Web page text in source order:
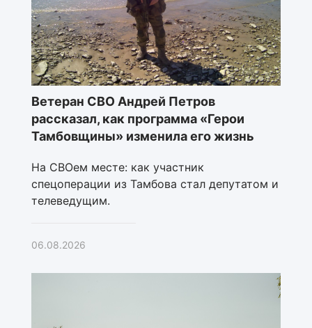
Ветеран СВО Андрей Петров
рассказал, как программа «Герои
Тамбовщины» изменила его жизнь
На СВОем месте: как участник
спецоперации из Тамбова стал депутатом и
телеведущим.
06.08.2026